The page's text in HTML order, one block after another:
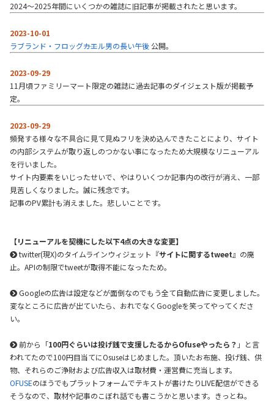
2024～2025年間にいくつかの雑誌に旧記事が掲載されたと思います。
2023-10-01
ラブランド・フロッグ――カエル男の長い午後公開。
2023-09-29
11月頃ファミリーマート限定の雑誌に過去記事のダイジェスト版が掲載予
定。
2023-09-29
頻発する様々な不具合に見て見ぬフリを決め込んできたことにより、サイト
の内部システムが取り返しのつかない事になったため大規模なリニューアル
を行いました。
サイト内要素をいじったせいで、やはりいくつか記事内の改行が消え、一部
見苦しくなりました。誠に残念です。
記事のPV累計も消えました。悲しいことです。
【リニューアルを契機にした以下4点の大きな変更】
twitter(現X)のタイムラインウィジェット『サイトに関するtweet』の廃
止。APIの制限でtweetが取得不能になったため。
Googleの広告は設定などが面倒なのでもう全て自動広告に変更しました。
変なところに広告が出ていたら、おれでなくGoogleを笑ってやってくださ
い。
前から「100円ぐらいは投げ銭で支援したるからOfuseやったら？ 」と言
われてたので100円目当てにOsuseはじめました。頂いたお布施、投げ銭、供
物、それらのご浄財および広告収入は取材費・運営費に充当します。
OFUSEのほうでもプラットフォームでテキストが書けたりLIVE配信ができる
そうなので、取材や記事のこぼれ話でも書こうかと思います。きっとね。